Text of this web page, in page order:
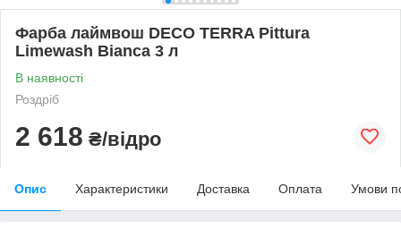
Фарба лаймвош DECO TERRA Pittura
Limewash Bianca 3 л
В наявності
Роздріб
2 618 ₴/відро
Опис Характеристики Доставка Оплата Умови